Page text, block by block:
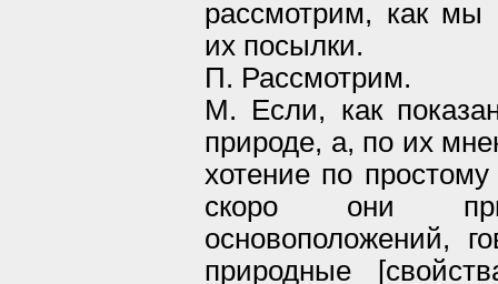
рассмотрим, как
их посылки.
П. Рассмотрим.
М. Если, как
природе, а, по их
хотение по
скоро они
основоположений,
природные